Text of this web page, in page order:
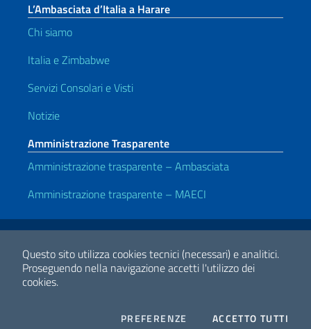
Questo sito utilizza cookies tecnici (necessari) e analitici.
Proseguendo nella navigazione accetti l'utilizzo dei
cookies.
PREFERENZE COOKIESACCETTO TUTTI
L’Ambasciata d’Italia a Harare
Chi siamo
Italia e Zimbabwe
Servizi Consolari e Visti
Notizie
Amministrazione Trasparente
Amministrazione trasparente – Ambasciata
Amministrazione trasparente – MAECI
Link Utili